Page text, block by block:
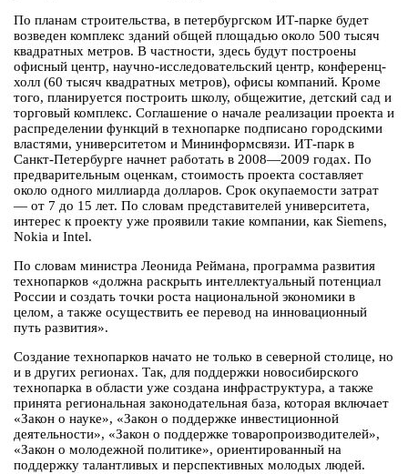
По планам строительства, в петербургском ИТ-парке будет
возведен комплекс зданий общей площадью около 500 тысяч
квадратных метров. В частности, здесь будут построены
офисный центр, научно-исследовательский центр, конференц-
холл (60 тысяч квадратных метров), офисы компаний. Кроме
того, планируется построить школу, общежитие, детский сад и
торговый комплекс. Соглашение о начале реализации проекта и
распределении функций в технопарке подписано городскими
властями, университетом и Мининформсвязи. ИТ-парк в
Санкт-Петербурге начнет работать в 2008—2009 годах. По
предварительным оценкам, стоимость проекта составляет
около одного миллиарда долларов. Срок окупаемости затрат
— от 7 до 15 лет. По словам представителей университета,
интерес к проекту уже проявили такие компании, как Siemens,
Nokia и Intel.
По словам министра Леонида Реймана, программа развития
технопарков «должна раскрыть интеллектуальный потенциал
России и создать точки роста национальной экономики в
целом, а также осуществить ее перевод на инновационный
путь развития».
Создание технопарков начато не только в северной столице, но
и в других регионах. Так, для поддержки новосибирского
технопарка в области уже создана инфраструктура, а также
принята региональная законодательная база, которая включает
«Закон о науке», «Закон о поддержке инвестиционной
деятельности», «Закон о поддержке товаропроизводителей»,
«Закон о молодежной политике», ориентированный на
поддержку талантливых и перспективных молодых людей.